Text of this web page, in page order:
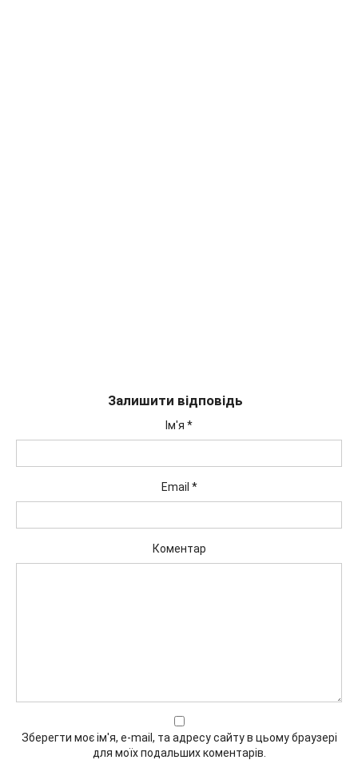
Залишити відповідь
Ім'я *
Email *
Коментар
Зберегти моє ім'я, e-mail, та адресу сайту в цьому браузері
для моїх подальших коментарів.